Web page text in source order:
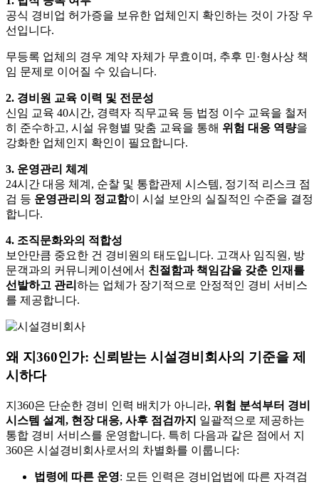
공식 경비업 허가증을 보유한 업체인지 확인하는 것이 가장 우
선입니다.
무등록 업체의 경우 계약 자체가 무효이며, 추후 민·형사상 책
임 문제로 이어질 수 있습니다.
2. 경비원 교육 이력 및 전문성
신임 교육 40시간, 경력자 직무교육 등 법정 이수 교육을 철저
히 준수하고, 시설 유형별 맞춤 교육을 통해 위험 대응 역량을
강화한 업체인지 확인이 필요합니다.
3. 운영관리 체계
24시간 대응 체계, 순찰 및 통합관제 시스템, 정기적 리스크 점
검 등 운영관리의 정교함이 시설 보안의 실질적인 수준을 결정
합니다.
4. 조직문화와의 적합성
보안만큼 중요한 건 경비원의 태도입니다. 고객사 임직원, 방
문객과의 커뮤니케이션에서 친절함과 책임감을 갖춘 인재를
선발하고 관리 하는 업체가 장기적으로 안정적인 경비 서비스
를 제공합니다.
왜 지360인가: 신뢰받는 시설경비회사의 기준을 제
시하다
지360은 단순한 경비 인력 배치가 아니라, 위험 분석부터 경비
시스템 설계, 현장 대응, 사후 점검까지 일괄적으로 제공하는
통합 경비 서비스를 운영합니다. 특히 다음과 같은 점에서 지
360은 시설경비회사로서의 차별화를 이룹니다:
법령에 따른 운영: 모든 인력은 경비업법에 따른 자격검